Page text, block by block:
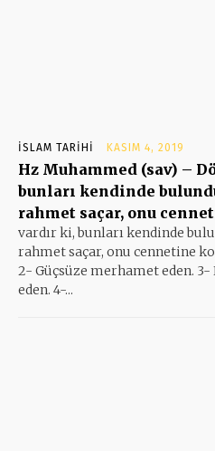
İSLAM TARIHI KASIM 4, 2019
Hz Muhammed (sav) –
bunları kendinde
rahmet saçar, onu
vardır ki, bunları kendinde
rahmet saçar, onu cennetine
2- Güçsüze merhamet eden.
eden. 4-...